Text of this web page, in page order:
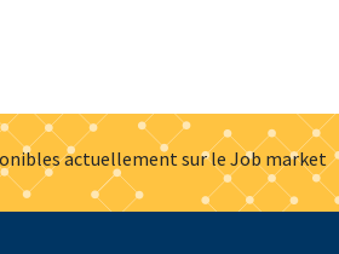
actuellement sur le Job market